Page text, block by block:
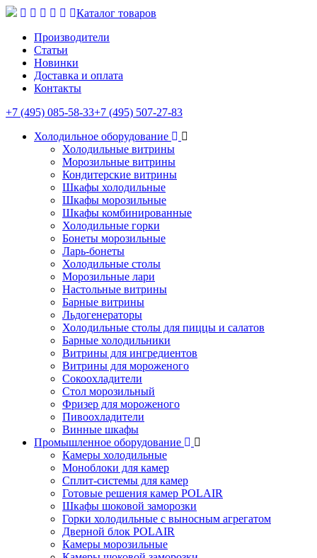
Каталог товаров
Производители
Статьи
Новинки
Доставка и оплата
Контакты
+7 (495) 085-58-33+7 (495) 507-27-83
Холодильное оборудование
Холодильные витрины
Морозильные витрины
Кондитерские витрины
Шкафы холодильные
Шкафы морозильные
Шкафы комбинированные
Холодильные горки
Бонеты морозильные
Ларь-бонеты
Холодильные столы
Морозильные лари
Настольные витрины
Барные витрины
Льдогенераторы
Холодильные столы для пиццы и салатов
Барные холодильники
Витрины для ингредиентов
Витрины для мороженого
Сокоохладители
Стол морозильный
Фризер для мороженого
Пивоохладители
Винные шкафы
Промышленное оборудование
Камеры холодильные
Моноблоки для камер
Сплит-системы для камер
Готовые решения камер POLAIR
Шкафы шоковой заморозки
Горки холодильные с выносным агрегатом
Дверной блок POLAIR
Камеры морозильные